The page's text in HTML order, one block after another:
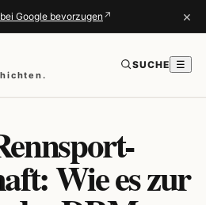
Google bevorzugen ↗ ×
SUCHE ☰
Wie es zur